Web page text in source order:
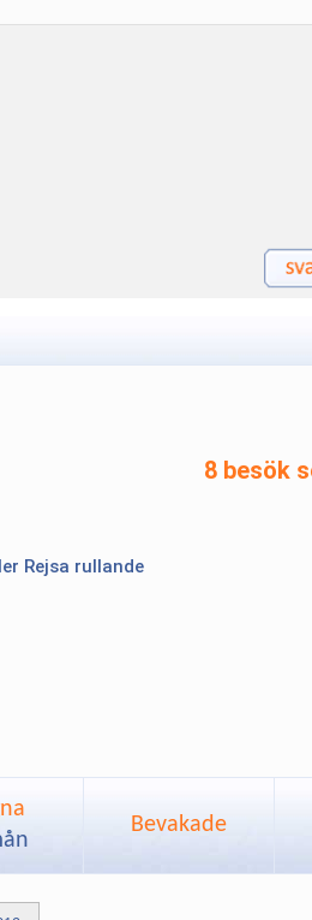
8 besök
Rejsa rullande
Bevakade